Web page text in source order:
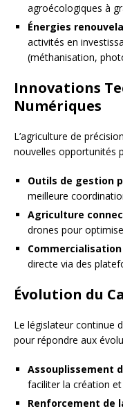
agroécologiques à
Énergies
activités en
(méthanisation,
Innovations
Numériques
L’agriculture de
nouvelles opportunités
Outils de gestion
meilleure
Agriculture
drones pour
directe via des
Évolution du
Le législateur continue
pour répondre aux
Assouplissement
faciliter la création et
Renforcement de